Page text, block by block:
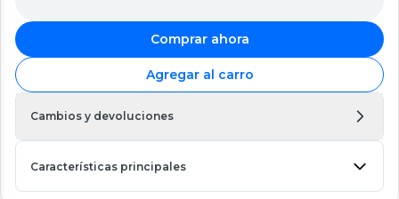
Comprar ahora
Agregar al carro
Cambios y devoluciones
Características principales